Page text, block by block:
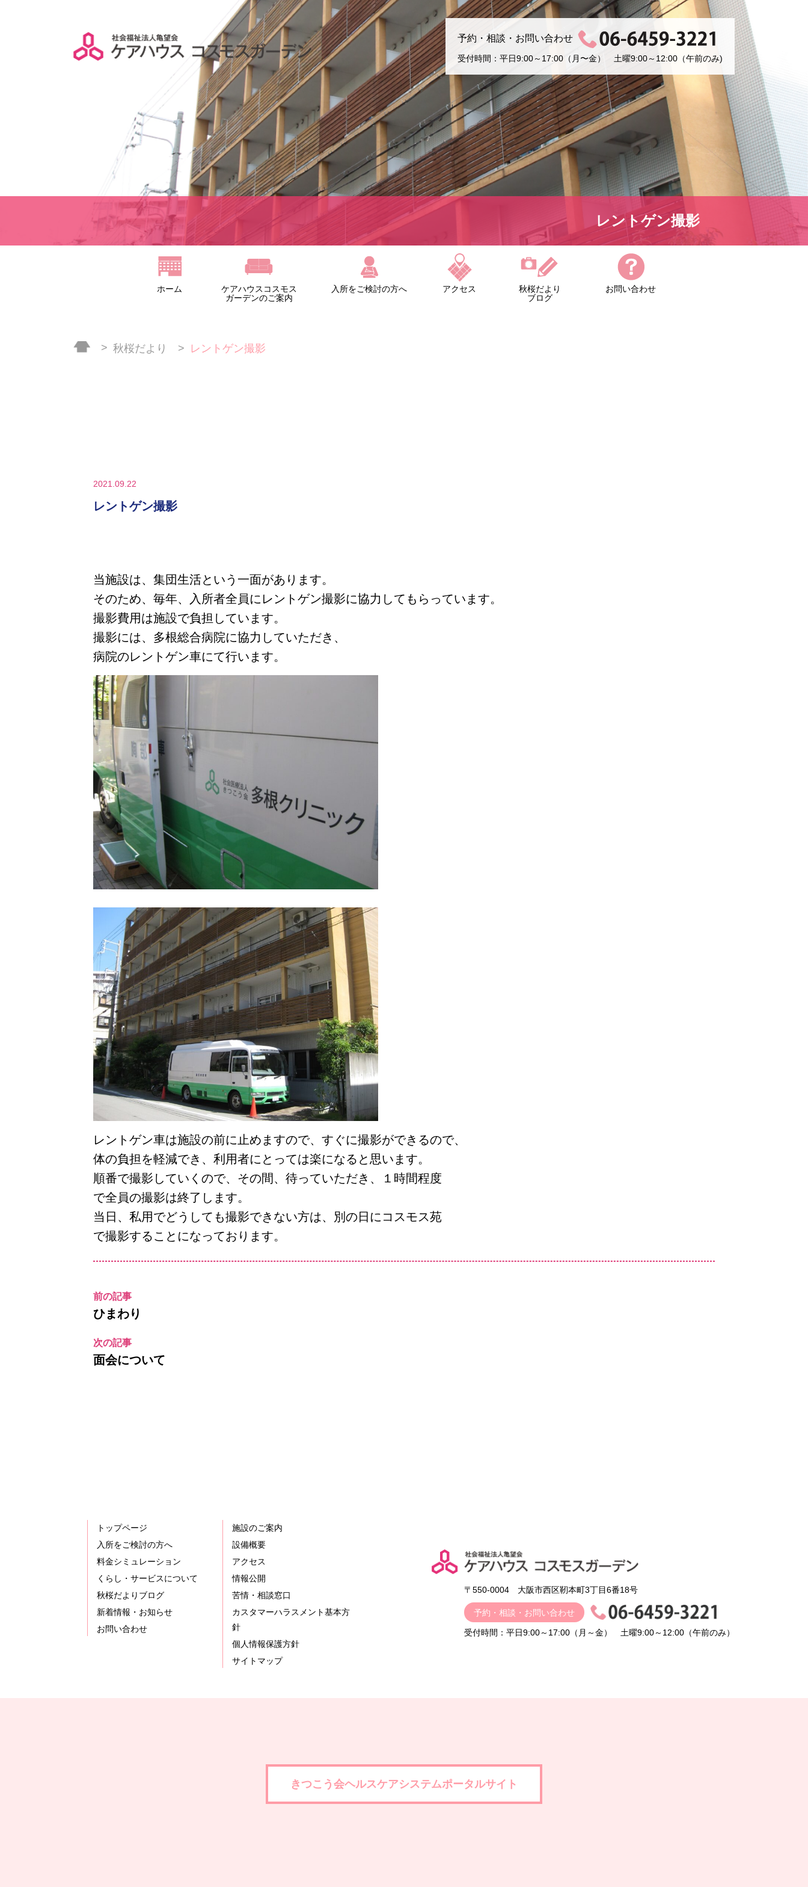
予約・相談・お問い合わせ
受付時間：平日9:00～17:00（月〜金） 土曜9:00～12:00（午前のみ)
レントゲン撮影
ホーム
ケアハウスコスモス
ガーデンのご案内
入所をご検討の方へ アクセス
秋桜だより
ブログ
お問い合わせ
秋桜だより レントゲン撮影
2021.09.22
レントゲン撮影
当施設は、集団生活という一面があります。
そのため、毎年、入所者全員にレントゲン撮影に協力してもらっています。
撮影費用は施設で負担しています。
撮影には、多根総合病院に協力していただき、
病院のレントゲン車にて行います。
レントゲン車は施設の前に止めますので、すぐに撮影ができるので、
体の負担を軽減でき、利用者にとっては楽になると思います。
順番で撮影していくので、その間、待っていただき、１時間程度
で全員の撮影は終了します。
当日、私用でどうしても撮影できない方は、別の日にコスモス苑
で撮影することになっております。
前の記事
ひまわり
次の記事
面会について
トップページ
入所をご検討の方へ
料金シミュレーション
くらし・サービスについて
秋桜だよりブログ
新着情報・お知らせ
お問い合わせ
施設のご案内
設備概要
アクセス
情報公開
苦情・相談窓口
カスタマーハラスメント基本方
針
個人情報保護方針
サイトマップ
〒550-0004 大阪市西区靭本町3丁目6番18号
予約・相談・お問い合わせ
受付時間：平日9:00～17:00（月～金） 土曜9:00～12:00（午前のみ）
きつこう会ヘルスケアシステムポータルサイト